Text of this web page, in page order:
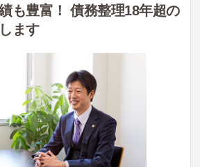
も豊富！ 債務整理18年超の
ます